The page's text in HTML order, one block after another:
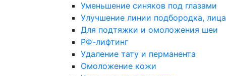
Уменьшение синяков под глазами
Улучшение линии подбородка, лица
Для подтяжки и омоложения шеи
РФ-лифтинг
Удаление тату и перманента
Омоложение кожи